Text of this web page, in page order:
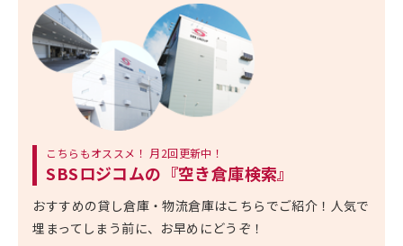
こちらもオススメ！ 月2回更新中！
SBSロジコムの『空き倉庫検索』
おすすめの貸し倉庫・物流倉庫はこちらでご紹介！人気で
埋まってしまう前に、お早めにどうぞ！